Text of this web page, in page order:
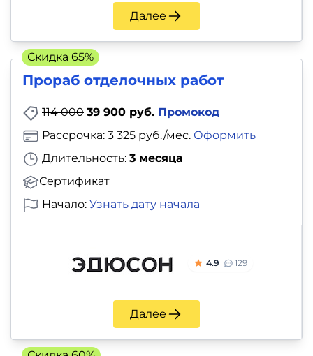
Далее
Прораб отделочных работ
114 000 39 900 руб. Промокод
Длительность: 3 месяца
Сертификат
Рассрочка: 3 325 руб./мес. Оформить
Начало: Узнать дату начала
4.9 129
Далее
Скидка 65%